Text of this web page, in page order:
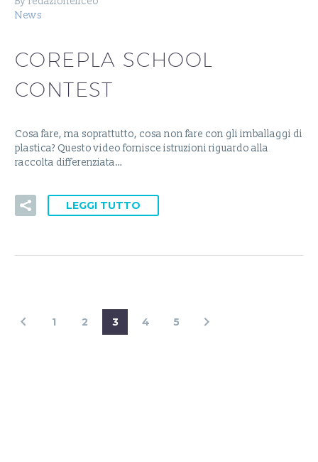
News
COREPLA SCHOOL
CONTEST
Cosa fare, ma soprattutto, cosa non fare con gli imballaggi di
plastica? Questo video fornisce istruzioni riguardo alla
raccolta differenziata…
LEGGI TUTTO
1 2 3 4 5